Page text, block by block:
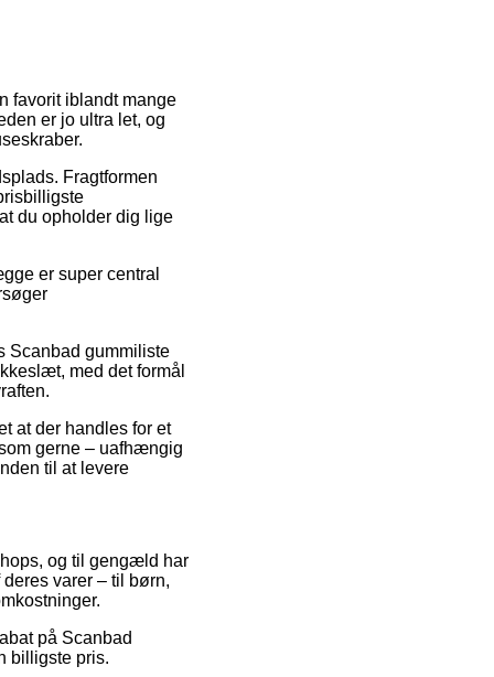
favorit iblandt mange
er jo ultra let, og
Fragtformen
du opholder dig lige
er super central
Scanbad gummiliste
med det formål
at der handles for et
gerne – uafhængig
til at levere
og til gengæld har
varer – til børn,
på Scanbad
billigste pris.